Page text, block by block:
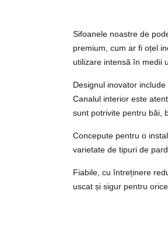
Sifoanele noastre de
premium, cum ar fi oțel
utilizare intensă în medii
Designul inovator
Canalul interior este
sunt potrivite pentru băi,
Concepute pentru o
varietate de tipuri de
Fiabile, cu întreținere
uscat și sigur pentru orice